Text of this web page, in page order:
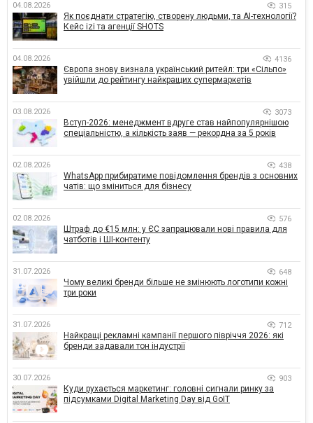
04.08.2026 315
Як поєднати стратегію, створену людьми, та AI-технології?
Кейс izi та агенції SHOTS
04.08.2026 4136
Європа знову визнала український ритейл: три «Сільпо»
увійшли до рейтингу найкращих супермаркетів
03.08.2026 3073
Вступ-2026: менеджмент вдруге став найпопулярнішою
спеціальністю, а кількість заяв — рекордна за 5 років
02.08.2026 438
WhatsApp прибиратиме повідомлення брендів з основних
чатів: що зміниться для бізнесу
02.08.2026 576
Штраф до €15 млн: у ЄС запрацювали нові правила для
чатботів і ШІ-контенту
31.07.2026 648
Чому великі бренди більше не змінюють логотипи кожні
три роки
31.07.2026 712
Найкращі рекламні кампанії першого півріччя 2026: які
бренди задавали тон індустрії
30.07.2026 903
Куди рухається маркетинг: головні сигнали ринку за
підсумками Digital Marketing Day від GoIT